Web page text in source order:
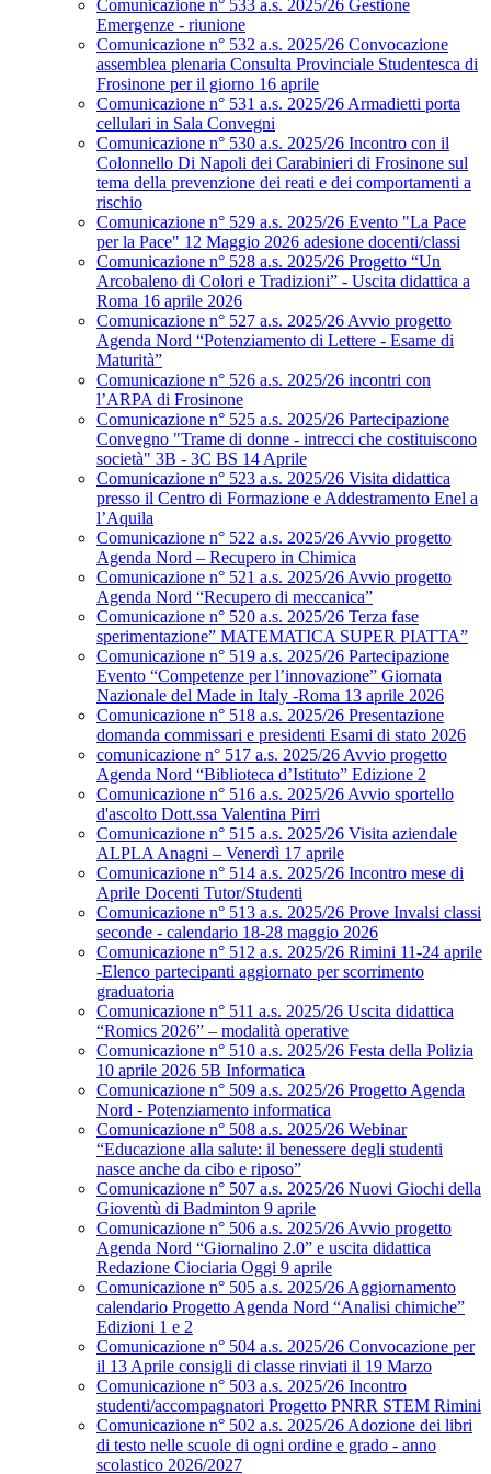
Comunicazione n° 533 a.s. 2025/26 Gestione
Emergenze - riunione
Comunicazione n° 532 a.s. 2025/26 Convocazione
assemblea plenaria Consulta Provinciale Studentesca di
Frosinone per il giorno 16 aprile
Comunicazione n° 531 a.s. 2025/26 Armadietti porta
cellulari in Sala Convegni
Comunicazione n° 530 a.s. 2025/26 Incontro con il
Colonnello Di Napoli dei Carabinieri di Frosinone sul
tema della prevenzione dei reati e dei comportamenti a
rischio
Comunicazione n° 529 a.s. 2025/26 Evento "La Pace
per la Pace" 12 Maggio 2026 adesione docenti/classi
Comunicazione n° 528 a.s. 2025/26 Progetto “Un
Arcobaleno di Colori e Tradizioni” - Uscita didattica a
Roma 16 aprile 2026
Comunicazione n° 527 a.s. 2025/26 Avvio progetto
Agenda Nord “Potenziamento di Lettere - Esame di
Maturità”
Comunicazione n° 526 a.s. 2025/26 incontri con
l’ARPA di Frosinone
Comunicazione n° 525 a.s. 2025/26 Partecipazione
Convegno "Trame di donne - intrecci che costituiscono
società" 3B - 3C BS 14 Aprile
Comunicazione n° 523 a.s. 2025/26 Visita didattica
presso il Centro di Formazione e Addestramento Enel a
l’Aquila
Comunicazione n° 522 a.s. 2025/26 Avvio progetto
Agenda Nord – Recupero in Chimica
Comunicazione n° 521 a.s. 2025/26 Avvio progetto
Agenda Nord “Recupero di meccanica”
Comunicazione n° 520 a.s. 2025/26 Terza fase
sperimentazione” MATEMATICA SUPER PIATTA”
Comunicazione n° 519 a.s. 2025/26 Partecipazione
Evento “Competenze per l’innovazione” Giornata
Nazionale del Made in Italy -Roma 13 aprile 2026
Comunicazione n° 518 a.s. 2025/26 Presentazione
domanda commissari e presidenti Esami di stato 2026
comunicazione n° 517 a.s. 2025/26 Avvio progetto
Agenda Nord “Biblioteca d’Istituto” Edizione 2
Comunicazione n° 516 a.s. 2025/26 Avvio sportello
d'ascolto Dott.ssa Valentina Pirri
Comunicazione n° 515 a.s. 2025/26 Visita aziendale
ALPLA Anagni – Venerdì 17 aprile
Comunicazione n° 514 a.s. 2025/26 Incontro mese di
Aprile Docenti Tutor/Studenti
Comunicazione n° 513 a.s. 2025/26 Prove Invalsi classi
seconde - calendario 18-28 maggio 2026
Comunicazione n° 512 a.s. 2025/26 Rimini 11-24 aprile
-Elenco partecipanti aggiornato per scorrimento
graduatoria
Comunicazione n° 511 a.s. 2025/26 Uscita didattica
“Romics 2026” – modalità operative
Comunicazione n° 510 a.s. 2025/26 Festa della Polizia
10 aprile 2026 5B Informatica
Comunicazione n° 509 a.s. 2025/26 Progetto Agenda
Nord - Potenziamento informatica
Comunicazione n° 508 a.s. 2025/26 Webinar
“Educazione alla salute: il benessere degli studenti
nasce anche da cibo e riposo”
Comunicazione n° 507 a.s. 2025/26 Nuovi Giochi della
Gioventù di Badminton 9 aprile
Comunicazione n° 506 a.s. 2025/26 Avvio progetto
Agenda Nord “Giornalino 2.0” e uscita didattica
Redazione Ciociaria Oggi 9 aprile
Comunicazione n° 505 a.s. 2025/26 Aggiornamento
calendario Progetto Agenda Nord “Analisi chimiche”
Edizioni 1 e 2
Comunicazione n° 504 a.s. 2025/26 Convocazione per
il 13 Aprile consigli di classe rinviati il 19 Marzo
Comunicazione n° 503 a.s. 2025/26 Incontro
studenti/accompagnatori Progetto PNRR STEM Rimini
Comunicazione n° 502 a.s. 2025/26 Adozione dei libri
di testo nelle scuole di ogni ordine e grado - anno
scolastico 2026/2027